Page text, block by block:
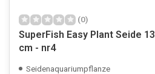
(0)
SuperFish Easy Plant Seide 13
cm - nr4
Seidenaquariumpflanze